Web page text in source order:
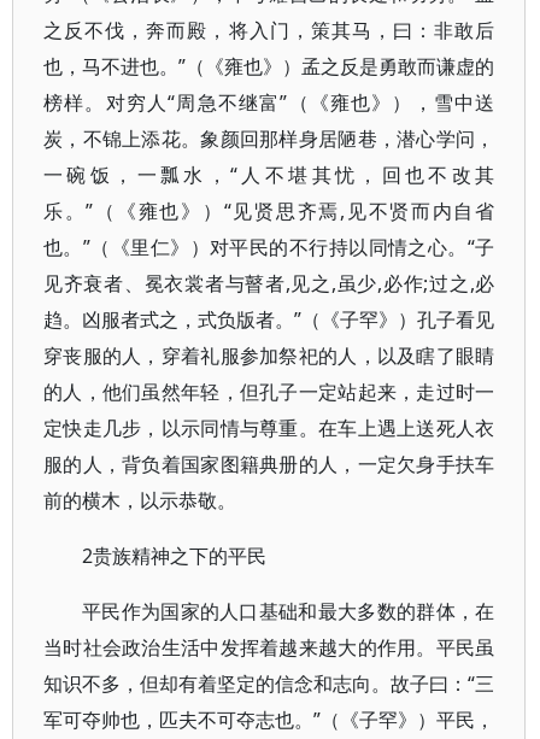
之反不伐，奔而殿，将入门，策其马，曰：非敢后
也，马不进也。”（《雍也》）孟之反是勇敢而谦虚的
榜样。对穷人“周急不继富”（《雍也》），雪中送
炭，不锦上添花。象颜回那样身居陋巷，潜心学问，
一碗饭，一瓢水，“人不堪其忧，回也不改其
乐。”（《雍也》）“见贤思齐焉,见不贤而内自省
也。”（《里仁》）对平民的不行持以同情之心。“子
见齐衰者、冕衣裳者与瞽者,见之,虽少,必作;过之,必
趋。凶服者式之，式负版者。”（《子罕》）孔子看见
穿丧服的人，穿着礼服参加祭祀的人，以及瞎了眼睛
的人，他们虽然年轻，但孔子一定站起来，走过时一
定快走几步，以示同情与尊重。在车上遇上送死人衣
服的人，背负着国家图籍典册的人，一定欠身手扶车
前的横木，以示恭敬。
2贵族精神之下的平民
平民作为国家的人口基础和最大多数的群体，在
当时社会政治生活中发挥着越来越大的作用。平民虽
知识不多，但却有着坚定的信念和志向。故子曰：“三
军可夺帅也，匹夫不可夺志也。”（《子罕》）平民，